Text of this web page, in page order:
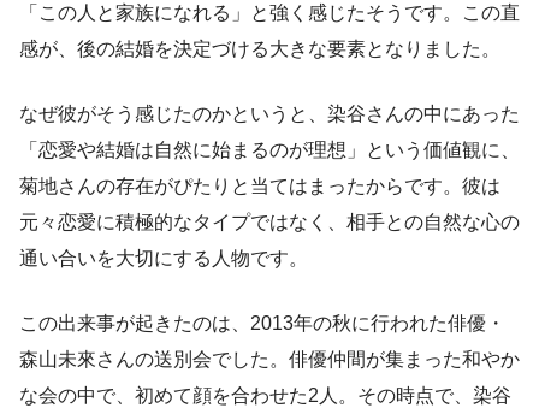
「この人と家族になれる」と強く感じたそうです。この直
感が、後の結婚を決定づける大きな要素となりました。
なぜ彼がそう感じたのかというと、染谷さんの中にあった
「恋愛や結婚は自然に始まるのが理想」という価値観に、
菊地さんの存在がぴたりと当てはまったからです。彼は
元々恋愛に積極的なタイプではなく、相手との自然な心の
通い合いを大切にする人物です。
この出来事が起きたのは、2013年の秋に行われた俳優・
森山未來さんの送別会でした。俳優仲間が集まった和やか
な会の中で、初めて顔を合わせた2人。その時点で、染谷